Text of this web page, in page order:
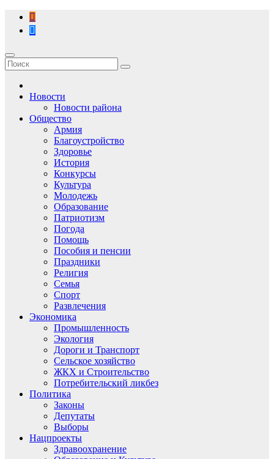
Перейти
содержимому
Новости
Новости района
Общество
Армия
Благоустройство
Здоровье
История
Конкурсы
Культура
Молодежь
Образование
Патриотизм
Погода
Помощь
Пособия и пенсии
Праздники
Религия
Семья
Спорт
Развлечения
Экономика
Промышленность
Экология
Дороги и Транспорт
Сельское хозяйство
ЖКХ и Строительство
Потребительский ликбез
Политика
Законы
Депутаты
Выборы
Нацпроекты
Здравоохранение